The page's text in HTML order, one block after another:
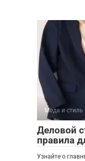
Мода и стиль
Деловой
правила
Узнайте о